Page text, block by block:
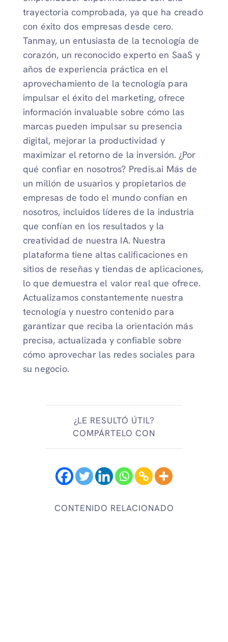
trayectoria comprobada, ya que ha creado
con éxito dos empresas desde cero.
Tanmay, un entusiasta de la tecnología de
corazón, un reconocido experto en SaaS y
años de experiencia práctica en el
aprovechamiento de la tecnología para
impulsar el éxito del marketing, ofrece
información invaluable sobre cómo las
marcas pueden impulsar su presencia
digital, mejorar la productividad y
maximizar el retorno de la inversión. ¿Por
qué confiar en nosotros? Predis.ai Más de
un millón de usuarios y propietarios de
empresas de todo el mundo confían en
nosotros, incluidos líderes de la industria
que confían en los resultados y la
creatividad de nuestra IA. Nuestra
plataforma tiene altas calificaciones en
sitios de reseñas y tiendas de aplicaciones,
lo que demuestra el valor real que ofrece.
Actualizamos constantemente nuestra
tecnología y nuestro contenido para
garantizar que reciba la orientación más
precisa, actualizada y confiable sobre
cómo aprovechar las redes sociales para
su negocio.
¿LE RESULTÓ ÚTIL?
COMPÁRTELO CON
CONTENIDO RELACIONADO